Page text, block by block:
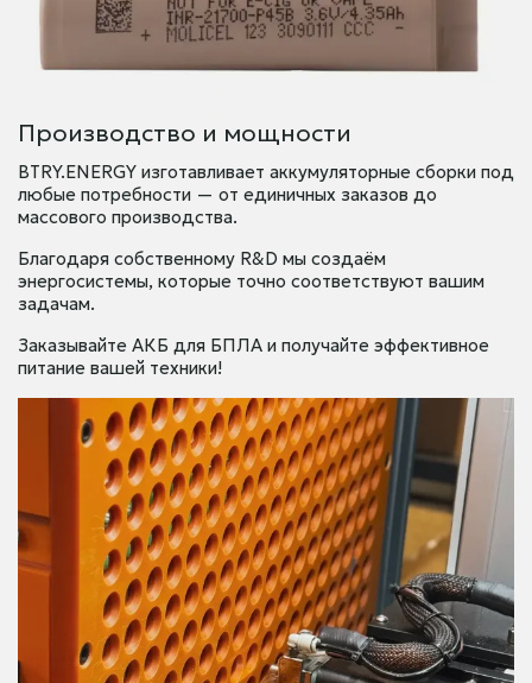
Производство и мощности
BTRY.ENERGY изготавливает аккумуляторные сборки под
любые потребности — от единичных заказов до
массового производства.
Благодаря собственному R&D мы создаём
энергосистемы, которые точно соответствуют вашим
задачам.
Заказывайте АКБ для БПЛА и получайте эффективное
питание вашей техники!